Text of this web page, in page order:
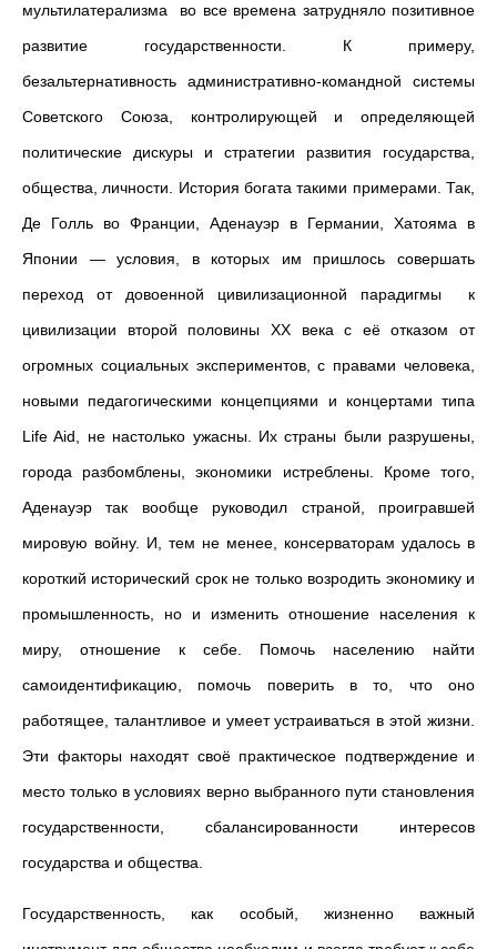
мультилатерализма во все времена затрудняло позитивное
развитие государственности. К примеру,
безальтернативность административно-командной системы
Советского Союза, контролирующей и определяющей
политические дискуры и стратегии развития государства,
общества, личности. История богата такими примерами. Так,
Де Голль во Франции, Аденауэр в Германии, Хатояма в
Японии — условия, в которых им пришлось совершать
переход от довоенной цивилизационной парадигмы к
цивилизации второй половины ХХ века с её отказом от
огромных социальных экспериментов, с правами человека,
новыми педагогическими концепциями и концертами типа
Life Aid, не настолько ужасны. Их страны были разрушены,
города разбомблены, экономики истреблены. Кроме того,
Аденауэр так вообще руководил страной, проигравшей
мировую войну. И, тем не менее, консерваторам удалось в
короткий исторический срок не только возродить экономику и
промышленность, но и изменить отношение населения к
миру, отношение к себе. Помочь населению найти
самоидентификацию, помочь поверить в то, что оно
работящее, талантливое и умеет устраиваться в этой жизни.
Эти факторы находят своё практическое подтверждение и
место только в условиях верно выбранного пути становления
государственности, сбалансированности интересов
государства и общества.
Государственность, как особый, жизненно важный